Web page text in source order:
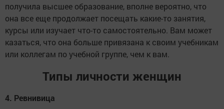
получила высшее образование, вполне вероятно, что
она все еще продолжает посещать какие-то занятия,
курсы или изучает что-то самостоятельно. Вам может
казаться, что она больше привязана к своим учебникам
или коллегам по учебной группе, чем к вам.
Типы личности женщин
4. Ревнивица